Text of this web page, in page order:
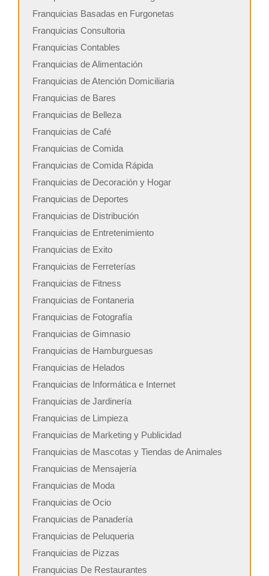
Franquicias Basadas en Furgonetas
Franquicias Consultoria
Franquicias Contables
Franquicias de Alimentación
Franquicias de Atención Domiciliaria
Franquicias de Bares
Franquicias de Belleza
Franquicias de Café
Franquicias de Comida
Franquicias de Comida Rápida
Franquicias de Decoración y Hogar
Franquicias de Deportes
Franquicias de Distribución
Franquicias de Entretenimiento
Franquicias de Exito
Franquicias de Ferreterías
Franquicias de Fitness
Franquicias de Fontaneria
Franquicias de Fotografía
Franquicias de Gimnasio
Franquicias de Hamburguesas
Franquicias de Helados
Franquicias de Informática e Internet
Franquicias de Jardinería
Franquicias de Limpieza
Franquicias de Marketing y Publicidad
Franquicias de Mascotas y Tiendas de Animales
Franquicias de Mensajería
Franquicias de Moda
Franquicias de Ocio
Franquicias de Panadería
Franquicias de Peluqueria
Franquicias de Pizzas
Franquicias De Restaurantes